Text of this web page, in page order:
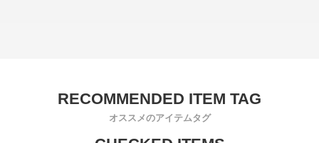
オススメのアイテムタグ